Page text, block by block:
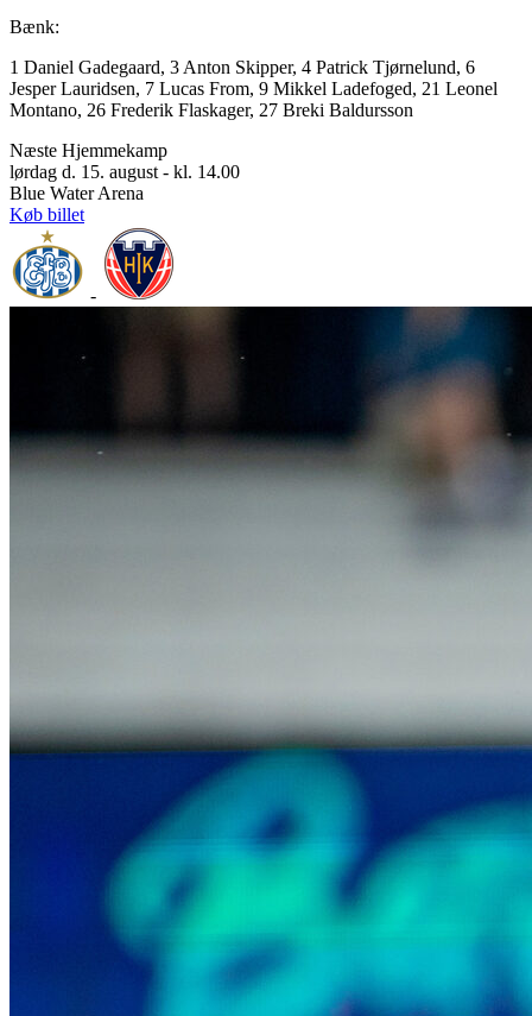
Bænk:
1 Daniel Gadegaard, 3 Anton Skipper, 4 Patrick Tjørnelund, 6
Jesper Lauridsen, 7 Lucas From, 9 Mikkel Ladefoged, 21 Leonel
Montano, 26 Frederik Flaskager, 27 Breki Baldursson
Næste Hjemmekamp
lørdag d. 15. august - kl. 14.00
Blue Water Arena
Køb billet
-